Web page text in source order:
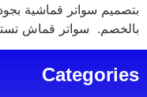
بتصميم سواتر قماشية
بالخصم. سواتر قماش
Categories